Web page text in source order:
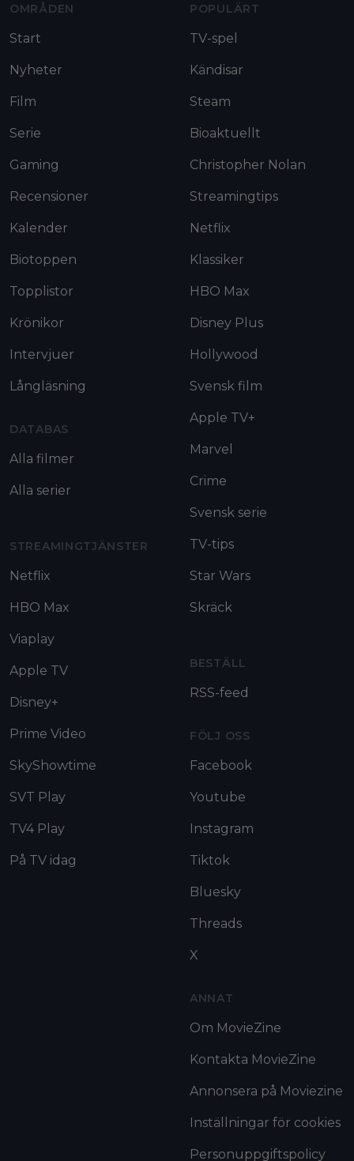
OMRÅDEN
Start
Nyheter
Film
Serie
Gaming
Recensioner
Kalender
Biotoppen
Topplistor
Krönikor
Intervjuer
Långläsning
DATABAS
Alla filmer
Alla serier
STREAMINGTJÄNSTER
Netflix
HBO Max
Viaplay
Apple TV
Disney+
Prime Video
SkyShowtime
SVT Play
TV4 Play
På TV idag
POPULÄRT
TV-spel
Kändisar
Steam
Bioaktuellt
Christopher Nolan
Streamingtips
Netflix
Klassiker
HBO Max
Disney Plus
Hollywood
Svensk film
Apple TV+
Marvel
Crime
Svensk serie
TV-tips
Star Wars
Skräck
BESTÄLL
RSS-feed
FÖLJ OSS
Facebook
Youtube
Instagram
Tiktok
Bluesky
Threads
X
ANNAT
Om MovieZine
Kontakta MovieZine
Annonsera på Moviezine
Inställningar för cookies
Personuppgiftspolicy